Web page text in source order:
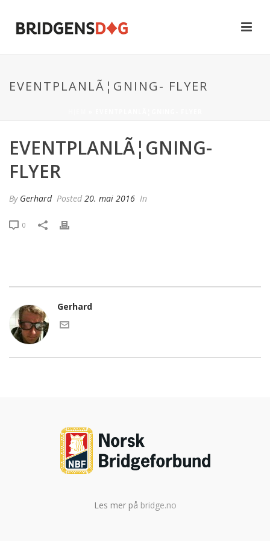
EVENTPLANLÃ¦GNING- FLYER
EVENTPLANLÃ¦GNING-
FLYER
By Gerhard Posted 20. mai 2016 In
0
Gerhard
Les mer på bridge.no